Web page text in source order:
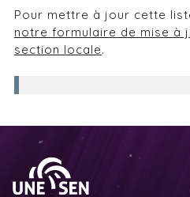
Pour mettre à jour cette
notre formulaire de mise à
section locale.